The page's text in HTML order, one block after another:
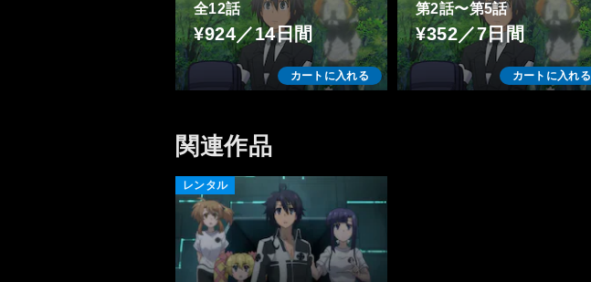
全12話
¥924／14日間
カートに入れる
第2話〜第5話
¥352／7日間
カートに入れる
関連作品
レンタル